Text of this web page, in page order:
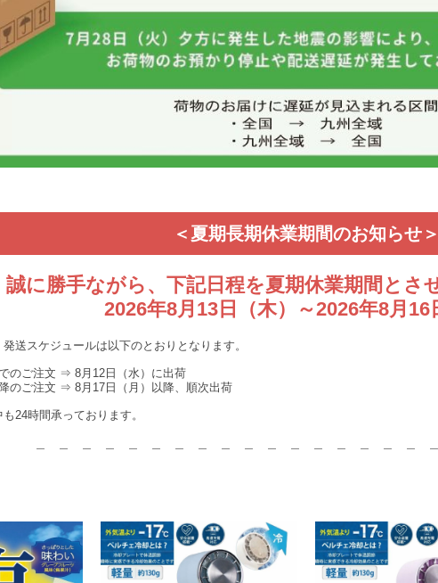
＜夏期長期休業期間のお知らせ＞
誠に勝手ながら、下記日程を夏期休業期間とさ
2026年8月13日（木）～2026年8月16
送スケジュールは以下のとおりとなります。
のご注文 ⇒ 8月12日（水）に出荷
のご注文 ⇒ 8月17日（月）以降、順次出荷
24時間承っております。